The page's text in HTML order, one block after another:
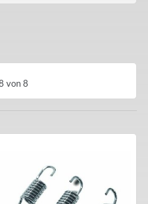
von 8